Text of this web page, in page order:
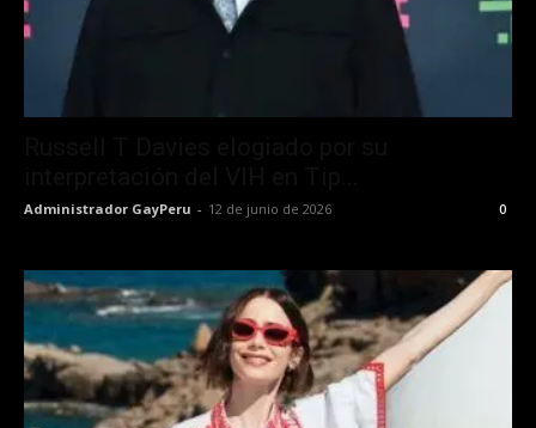
Administrador GayPeru - 12 de junio de 2026 0